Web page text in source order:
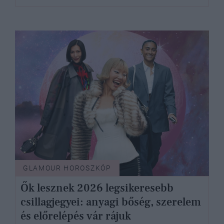
GLAMOUR HOROSZKÓP
Ők lesznek 2026 legsikeresebb
csillagjegyei: anyagi bőség, szerelem
és előrelépés vár rájuk